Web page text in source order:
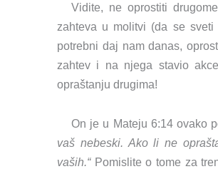
Vidite, ne oprostiti
zahteva u molitvi (da se
potrebni daj nam danas,
zahtev i na njega stavio
opraštanju drugima!
On je u Mateju 6:14 ovako
vaš nebeski. Ako li ne
vaših.“Pomislite o tome za